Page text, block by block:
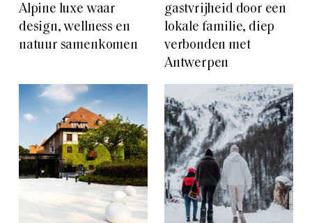
Alpine luxe waar
design, wellness en
natuur samenkomen
gastvrijheid door een
lokale familie, diep
verbonden met
Antwerpen